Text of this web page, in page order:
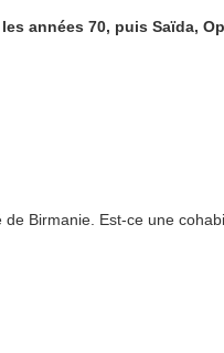
années 70, puis Saïda,
Birmanie. Est-ce une